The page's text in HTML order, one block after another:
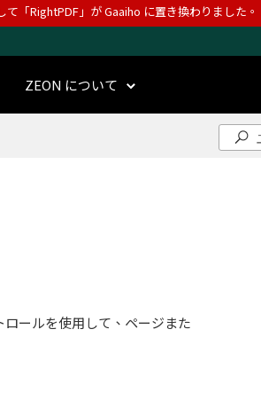
「RightPDF」が Gaaiho に置き換わりました。
ZEON について
ールを使用して、ページまた